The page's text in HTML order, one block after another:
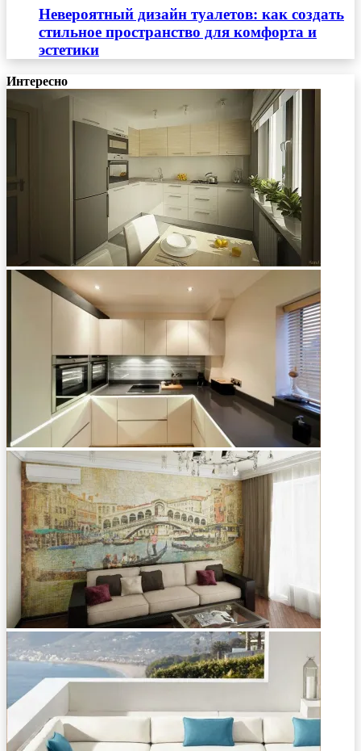
Невероятный дизайн туалетов: как создать
стильное пространство для комфорта и
эстетики
Интересно